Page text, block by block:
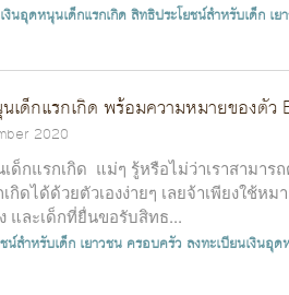
งินอุดหนุนเด็กแรกเกิดสิทธิประโยชน์สำหรับเด็ก เย
เด็กแรกเกิด พร้อมความหมายของตัว
2020
ด็กแรกเกิด แม่ๆ รู้หรือไม่ว่าเราสามาร
ดได้ด้วยตัวเองง่ายๆ เลยจ้าเพียงใช้หม
และเด็กที่ยื่นขอรับสิทธ...
น์สำหรับเด็ก เยาวชน ครอบครัว ลงทะเบียนเงินอุ